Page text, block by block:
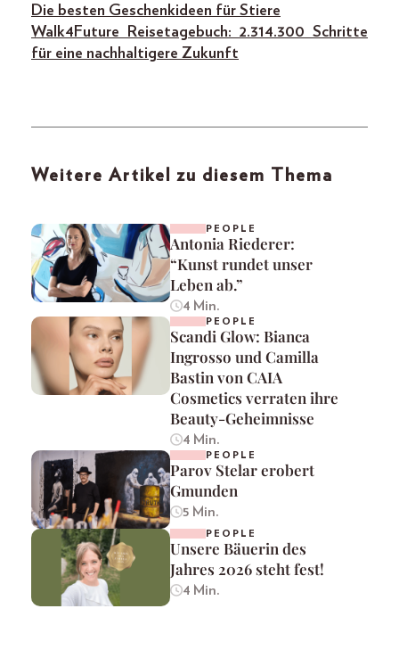
Die besten Geschenkideen für Stiere
Walk4Future Reisetagebuch: 2.314.300 Schritte
für eine nachhaltigere Zukunft
Weitere Artikel zu diesem Thema
PEOPLE
Antonia Riederer:
“Kunst rundet unser
Leben ab.”
4 Min.
PEOPLE
Scandi Glow: Bianca
Ingrosso und Camilla
Bastin von CAIA
Cosmetics verraten ihre
Beauty-Geheimnisse
4 Min.
PEOPLE
Parov Stelar erobert
Gmunden
5 Min.
PEOPLE
Unsere Bäuerin des
Jahres 2026 steht fest!
4 Min.